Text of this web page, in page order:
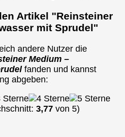
Artikel "Reinsteiner
mit Sprudel"
andere Nutzer die
Medium –
fanden und kannst
abgeben:
3,77 von 5)